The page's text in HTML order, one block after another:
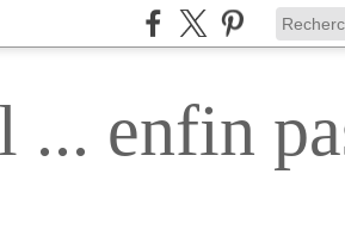
... enfin